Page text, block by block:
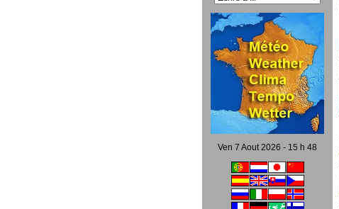
Ven 7 Aout 2026 - 15 h 48